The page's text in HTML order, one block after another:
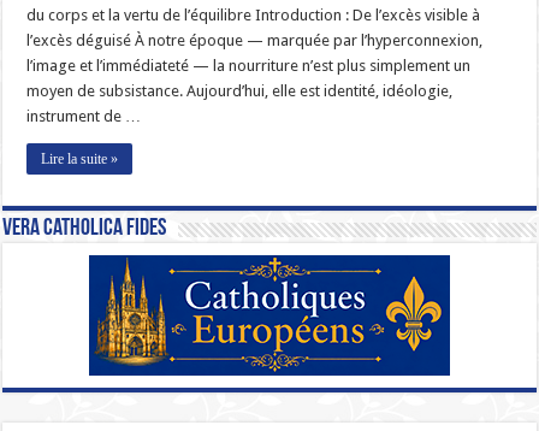
du corps et la vertu de l’équilibre Introduction : De l’excès visible à
l’excès déguisé À notre époque — marquée par l’hyperconnexion,
l’image et l’immédiateté — la nourriture n’est plus simplement un
moyen de subsistance. Aujourd’hui, elle est identité, idéologie,
instrument de …
Lire la suite »
Vera Catholica Fides